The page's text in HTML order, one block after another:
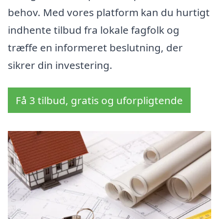
behov. Med vores platform kan du hurtigt
indhente tilbud fra lokale fagfolk og
træffe en informeret beslutning, der
sikrer din investering.
Få 3 tilbud, gratis og uforpligtende